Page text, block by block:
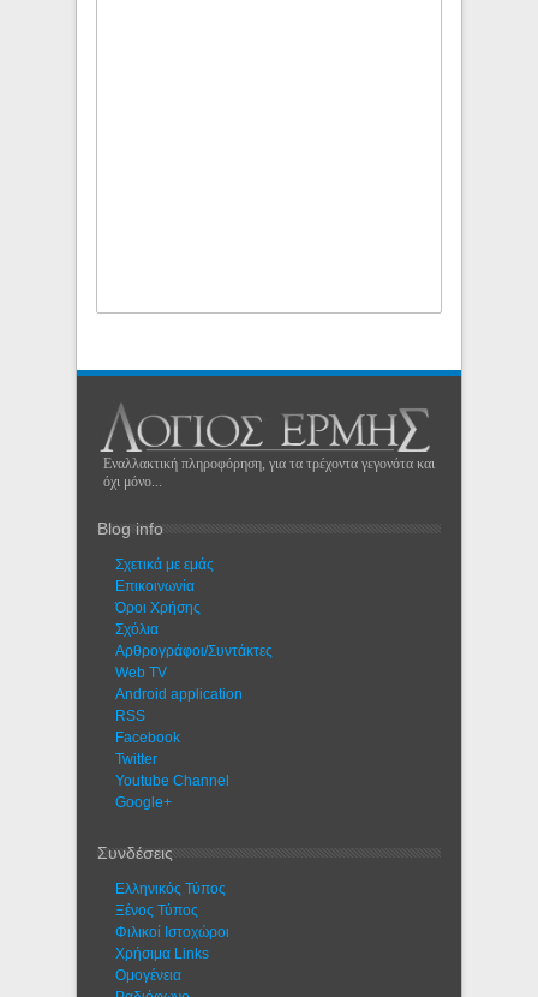
Εναλλακτική πληροφόρηση, για τα τρέχοντα γεγονότα και
όχι μόνο...
Blog info
Σχετικά με εμάς
Eπικοινωνία
Όροι Χρήσης
Σχόλια
Αρθρογράφοι/Συντάκτες
Web TV
Android application
RSS
Facebook
Twitter
Youtube Channel
Google+
Συνδέσεις
Ελληνικός Τύπος
Ξένος Τύπος
Φιλικοί Ιστοχώροι
Χρήσιμα Links
Ομογένεια